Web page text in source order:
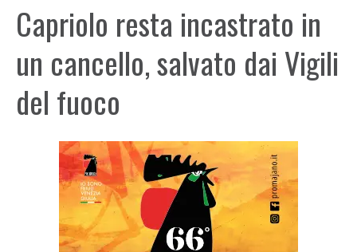
Capriolo resta incastrato in
un cancello, salvato dai Vigili
del fuoco